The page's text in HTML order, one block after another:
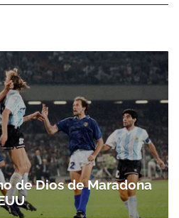
de Dios de Maradona